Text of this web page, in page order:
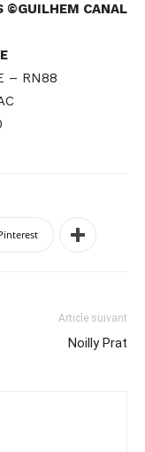
©GUILHEM CANAL
– RN88
Article suivant
Noilly Prat